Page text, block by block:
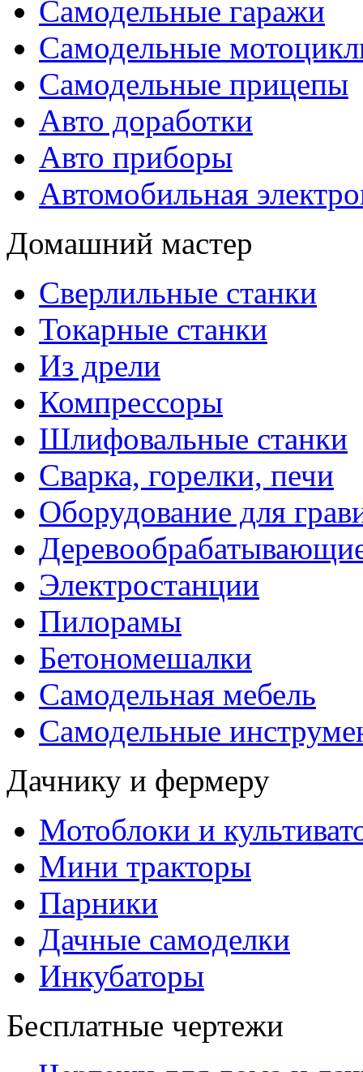
Самодельные гаражи
Самодельные
Самодельные прицепы
Авто доработки
Авто приборы
Автомобильная
Домашний мастер
Сверлильные станки
Токарные станки
Из дрели
Компрессоры
Шлифовальные станки
Сварка, горелки, печи
Оборудование для
Электростанции
Пилорамы
Бетономешалки
Самодельная мебель
Самодельные
Дачнику и фермеру
Мотоблоки и
Мини тракторы
Парники
Дачные самоделки
Инкубаторы
Бесплатные чертежи